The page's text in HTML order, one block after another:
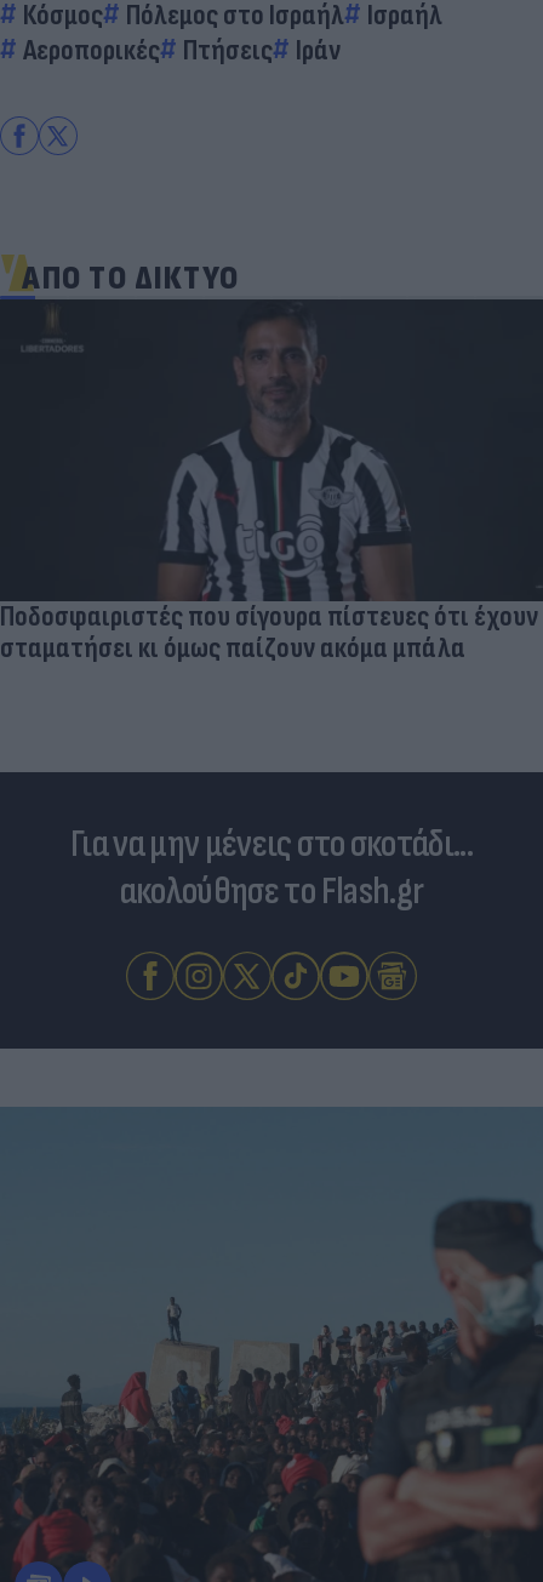
Κόσμος Πόλεμος στο Ισραήλ
Ισραήλ
Αεροπορικές
Πτήσεις Ιράν
ΑΠΟ ΤΟ ΔΙΚΤΥΟ
Ποδοσφαιριστές που σίγουρα πίστευες ότι έχουν
σταματήσει κι όμως παίζουν ακόμα μπάλα
Για να μην μένεις στο σκοτάδι...
ακολούθησε το Flash.gr